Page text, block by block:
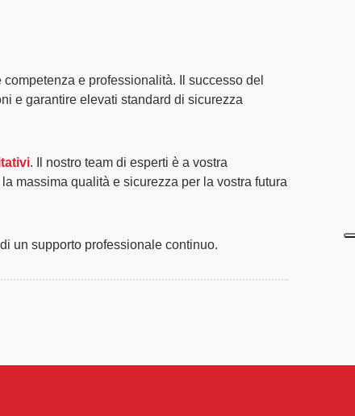
competenza e professionalità. Il successo del
e garantire elevati standard di sicurezza
. Il nostro team di esperti è a vostra
massima qualità e sicurezza per la vostra futura
un supporto professionale continuo.